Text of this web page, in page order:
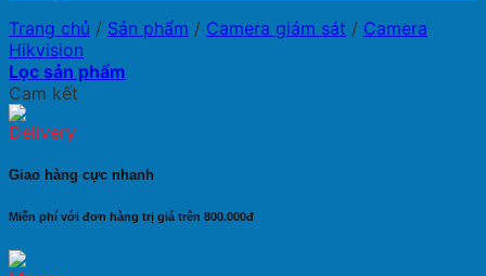
Trang chủ / Sản phẩm / Camera giám sát / Camera
Hikvision
Lọc sản phẩm
Cam kết
Giao hàng cực nhanh
Miễn phí với đơn hàng trị giá trên 800.000đ